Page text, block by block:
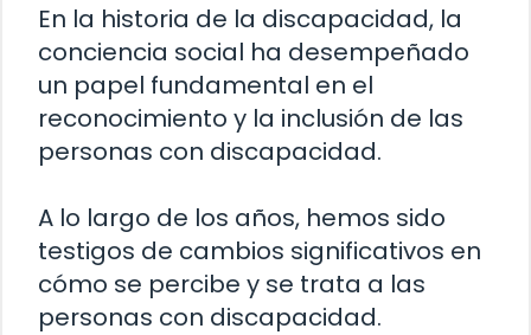
En la historia de la discapacidad, la
conciencia social ha desempeñado
un papel fundamental en el
reconocimiento y la inclusión de las
personas con discapacidad.
A lo largo de los años, hemos sido
testigos de cambios significativos en
cómo se percibe y se trata a las
personas con discapacidad.